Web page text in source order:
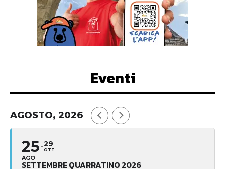
Eventi
AGOSTO, 2026
25
AGO
29
OTT
SETTEMBRE QUARRATINO 2026